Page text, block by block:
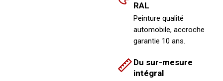
RAL
Peinture qualité
automobile, accroche
garantie 10 ans.
Du sur-mesure
intégral